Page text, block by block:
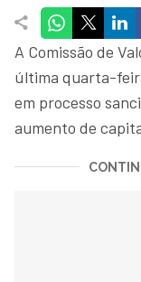
A Comissão de
última quarta-
em processo
aumento de